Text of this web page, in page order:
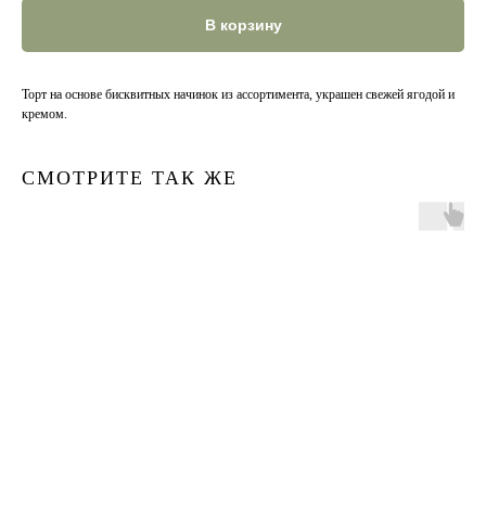
В корзину
Торт на основе бисквитных начинок из ассортимента, украшен свежей ягодой и
кремом.
СМОТРИТЕ ТАК ЖЕ